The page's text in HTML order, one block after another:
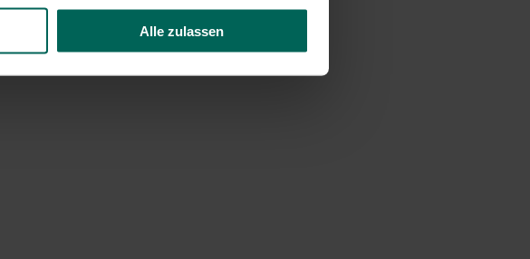
Alle zulassen